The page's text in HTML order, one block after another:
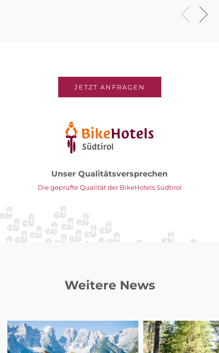
JETZT ANFRAGEN
Unser Qualitätsversprechen
Die geprüfte Qualität der BikeHotels Südtirol
Weitere News